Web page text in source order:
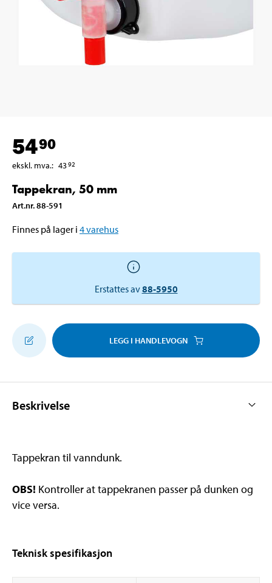
5490
ekskl. mva.: 4392
Tappekran, 50 mm
Art.nr.88-591
Finnes på lager i 4varehus
Erstattes av88-5950
LEGG I HANDLEVOGN
Beskrivelse
Tappekran til vanndunk.
OBS! Kontroller at tappekranen passer på dunken og
vice versa.
Teknisk spesifikasjon